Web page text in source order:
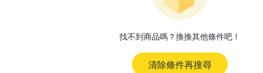
找不到商品嗎？換換其他條件吧！
清除條件再搜尋